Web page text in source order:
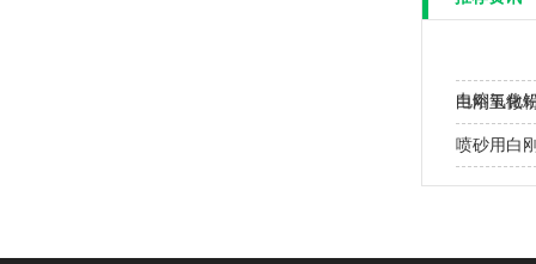
电熔氧化
白刚玉微
喷砂用白